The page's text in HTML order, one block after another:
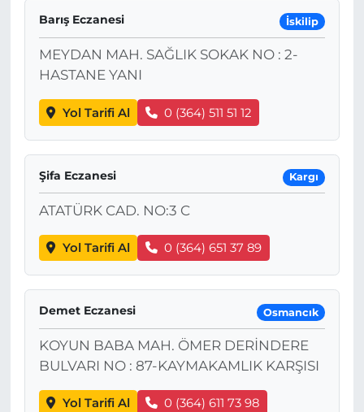
Barış Eczanesi İskilip
MEYDAN MAH. SAĞLIK SOKAK NO : 2-
HASTANE YANI
Yol Tarifi Al 0 (364) 511 51 12
Şifa Eczanesi Kargı
ATATÜRK CAD. NO:3 C
Yol Tarifi Al 0 (364) 651 37 89
Demet Eczanesi Osmancık
KOYUN BABA MAH. ÖMER DERİNDERE
BULVARI NO : 87-KAYMAKAMLIK KARŞISI
Yol Tarifi Al 0 (364) 611 73 98